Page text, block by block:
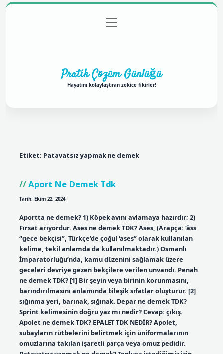
Gizlilik Politikası
menüyü
aç
Pratik Çözüm Günlüğü
Hayatını kolaylaştıran zekice fikirler!
Etiket: Patavatsız yapmak ne demek
Aport Ne Demek Tdk
Tarih: Ekim 22, 2024
Aportta ne demek? 1) Köpek avını avlamaya hazırdır; 2)
Fırsat arıyordur. Ases ne demek TDK? Ases, (Arapça: ‘āss
“gece bekçisi”, Türkçe’de çoğul ‘ases” olarak kullanılan
kelime, tekil anlamda da kullanılmaktadır.) Osmanlı
İmparatorluğu’nda, kamu düzenini sağlamak üzere
geceleri devriye gezen bekçilere verilen unvandı. Penah
ne demek TDK? [1] Bir şeyin veya birinin korunmasını,
barındırılmasını anlamında bileşik sıfatlar oluşturur. [2]
sığınma yeri, barınak, sığınak. Depar ne demek TDK?
Sprint kelimesinin doğru yazımı nedir? Cevap: çıkış.
Apolet ne demek TDK? EPALET TDK NEDİR? Apolet,
subayların rütbelerini belirtmek için üniformalarının
omuzlarına takılan işaretli parça veya omuz pedidir.